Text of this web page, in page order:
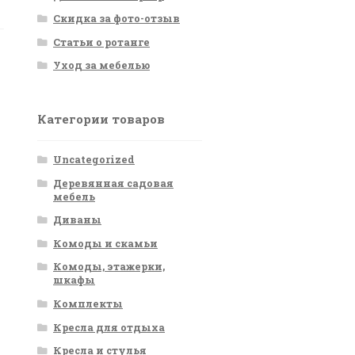
Скидка за фото-отзыв
Статьи о ротанге
Уход за мебелью
Категории товаров
Uncategorized
Деревянная садовая
мебель
Диваны
Комоды и скамьи
Комоды, этажерки,
шкафы
Комплекты
Кресла для отдыха
Кресла и стулья